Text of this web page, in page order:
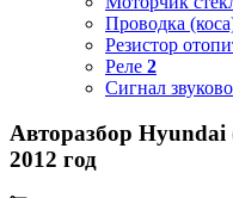
Проводка
Резистор
Реле 2
Сигнал
Авторазбор Hyundai
2012 год